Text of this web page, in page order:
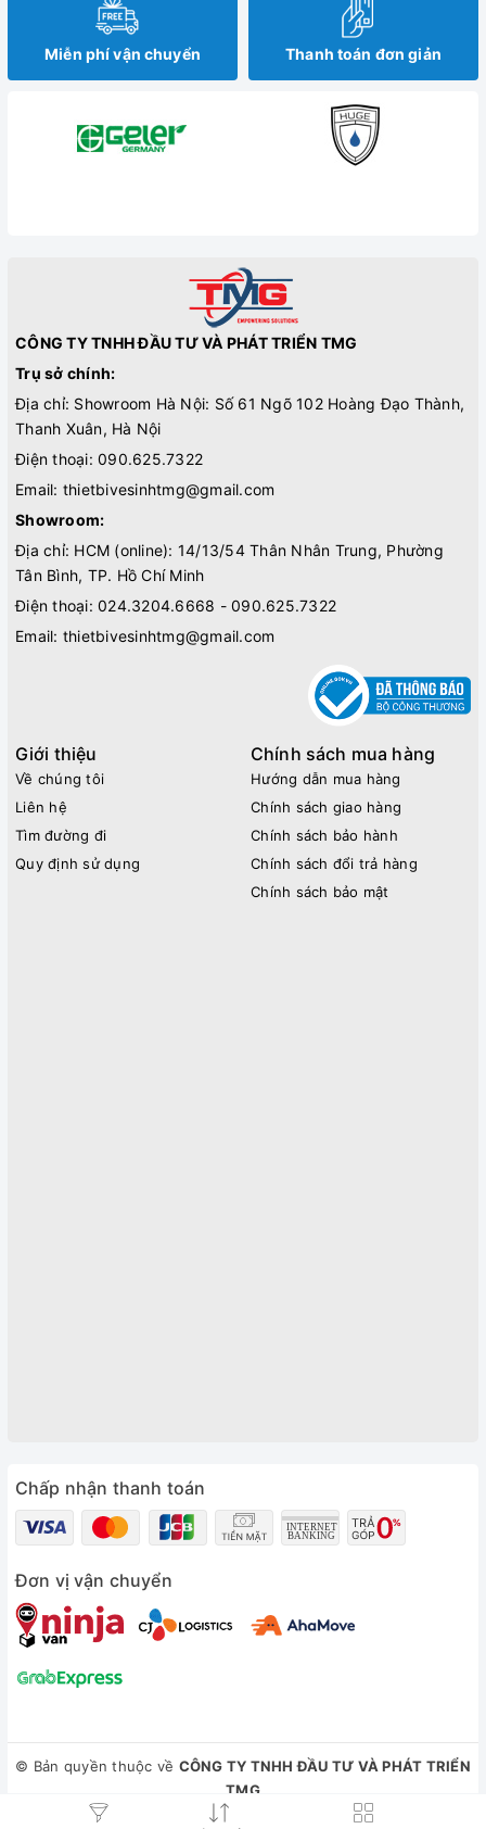
Miễn phí vận chuyển Thanh toán đơn giản
CÔNG TY TNHH ĐẦU TƯ VÀ PHÁT TRIỂN TMG
Trụ sở chính:
Địa chỉ: Showroom Hà Nội: Số 61 Ngõ 102 Hoàng Đạo Thành,
Thanh Xuân, Hà Nội
Điện thoại: 090.625.7322
Email: thietbivesinhtmg@gmail.com
Showroom:
Địa chỉ: HCM (online): 14/13/54 Thân Nhân Trung, Phường
Tân Bình, TP. Hồ Chí Minh
Điện thoại: 024.3204.6668 - 090.625.7322
Email: thietbivesinhtmg@gmail.com
Giới thiệu
Về chúng tôi
Liên hệ
Tìm đường đi
Quy định sử dụng
Chính sách mua hàng
Hướng dẫn mua hàng
Chính sách giao hàng
Chính sách bảo hành
Chính sách đổi trả hàng
Chính sách bảo mật
Chấp nhận thanh toán
Đơn vị vận chuyển
© Bản quyền thuộc về CÔNG TY TNHH ĐẦU TƯ VÀ PHÁT TRIỂN
TMG
Cung cấp bởi